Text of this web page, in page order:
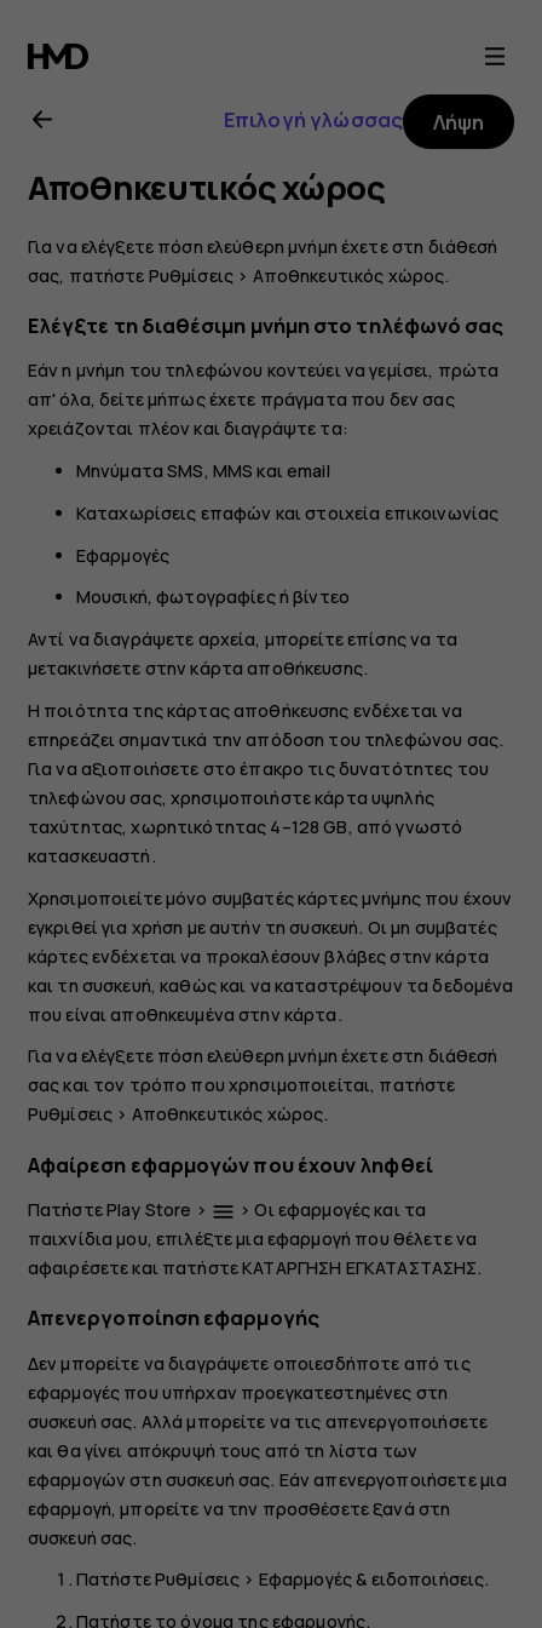
Οδηγίες
χρήσης
Nokia
3.2
Επιλογή γλώσσας Λήψη
Αποθηκευτικός χώρος
Για να ελέγξετε πόση ελεύθερη μνήμη έχετε στη διάθεσή
σας, πατήστε Ρυθμίσεις > Αποθηκευτικός χώρος.
Ελέγξτε τη διαθέσιμη μνήμη στο τηλέφωνό σας
Εάν η μνήμη του τηλεφώνου κοντεύει να γεμίσει, πρώτα
απ' όλα, δείτε μήπως έχετε πράγματα που δεν σας
χρειάζονται πλέον και διαγράψτε τα:
Μηνύματα SMS, MMS και email
Καταχωρίσεις επαφών και στοιχεία επικοινωνίας
Εφαρμογές
Μουσική, φωτογραφίες ή βίντεο
Αντί να διαγράψετε αρχεία, μπορείτε επίσης να τα
μετακινήσετε στην κάρτα αποθήκευσης.
Η ποιότητα της κάρτας αποθήκευσης ενδέχεται να
επηρεάζει σημαντικά την απόδοση του τηλεφώνου σας.
Για να αξιοποιήσετε στο έπακρο τις δυνατότητες του
τηλεφώνου σας, χρησιμοποιήστε κάρτα υψηλής
ταχύτητας, χωρητικότητας 4–128 GB, από γνωστό
κατασκευαστή.
Χρησιμοποιείτε μόνο συμβατές κάρτες μνήμης που έχουν
εγκριθεί για χρήση με αυτήν τη συσκευή. Οι μη συμβατές
κάρτες ενδέχεται να προκαλέσουν βλάβες στην κάρτα
και τη συσκευή, καθώς και να καταστρέψουν τα δεδομένα
που είναι αποθηκευμένα στην κάρτα.
Για να ελέγξετε πόση ελεύθερη μνήμη έχετε στη διάθεσή
σας και τον τρόπο που χρησιμοποιείται, πατήστε
Ρυθμίσεις > Αποθηκευτικός χώρος.
Αφαίρεση εφαρμογών που έχουν ληφθεί
ΠατήστεPlay Store > menu >Οι εφαρμογές και τα
παιχνίδια μου, επιλέξτε μια εφαρμογή που θέλετε να
αφαιρέσετε και πατήστεΚΑΤΑΡΓΗΣΗ ΕΓΚΑΤΑΣΤΑΣΗΣ.
Απενεργοποίηση εφαρμογής
Δεν μπορείτε να διαγράψετε οποιεσδήποτε από τις
εφαρμογές που υπήρχαν προεγκατεστημένες στη
συσκευή σας. Αλλά μπορείτε να τις απενεργοποιήσετε
και θα γίνει απόκρυψή τους από τη λίστα των
εφαρμογών στη συσκευή σας. Εάν απενεργοποιήσετε μια
εφαρμογή, μπορείτε να την προσθέσετε ξανά στη
συσκευή σας.
ΠατήστεΡυθμίσεις > Εφαρμογές & ειδοποιήσεις.
Πατήστε το όνομα της εφαρμογής.